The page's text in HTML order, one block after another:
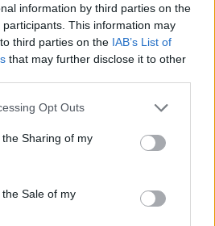
information by third parties on the
participants. This information may
third parties on the IAB’s List of
that may further disclose it to other
Opt Outs
Sharing of my
Sale of my
RE: (Bible, Žalm
06.05.24 14:43:16
#31302
věnčí tě milosrdenstvím a
tvé mládí se obnovuje
5)